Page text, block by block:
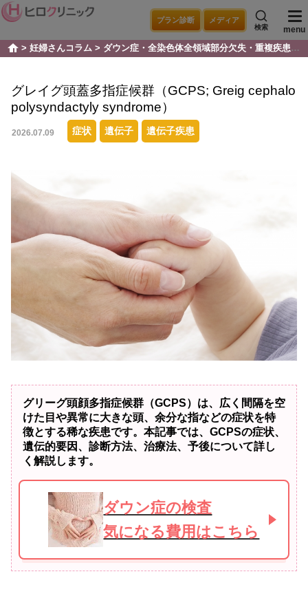
プラン診断 メディア
検索 menu
home妊婦さんコラム ダウン症・全染色体全領域部分欠失・重複疾患
グレイグ頭蓋多指症候群（GCPS; Greig cephalo
polysyndactyly syndrome）
2026.07.09 症状 遺伝子 遺伝子疾患
グリーグ頭顔多指症候群（GCPS）は、広く間隔を空
けた目や異常に大きな頭、余分な指などの症状を特
徴とする稀な疾患です。本記事では、GCPSの症状、
遺伝的要因、診断方法、治療法、予後について詳し
く解説します。
ダウン症の検査
気になる費用はこちら